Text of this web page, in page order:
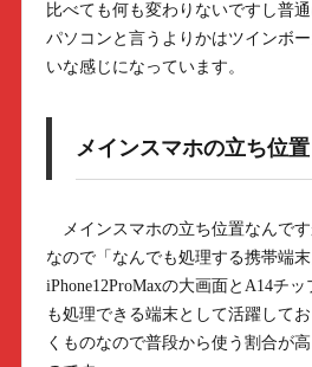
比べても何も変わりないですし普
パソコンと言うよりかはツインボ
いな感じになっています。
メインスマホの立ち位置
メインスマホの立ち位置なんで
なので「なんでも処理する携帯端
iPhone12ProMaxの大画面とA14チ
も処理できる端末として活躍して
くものなので普段から使う割合が